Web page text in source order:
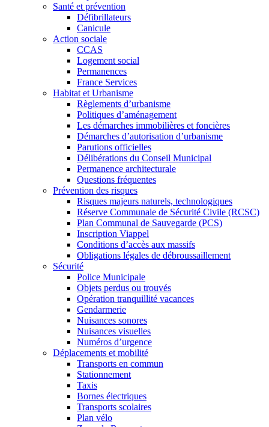
Santé et prévention
Défibrillateurs
Canicule
Action sociale
CCAS
Logement social
Permanences
France Services
Habitat et Urbanisme
Règlements d’urbanisme
Politiques d’aménagement
Les démarches immobilières et foncières
Démarches d’autorisation d’urbanisme
Parutions officielles
Délibérations du Conseil Municipal
Permanence architecturale
Questions fréquentes
Prévention des risques
Risques majeurs naturels, technologiques
Réserve Communale de Sécurité Civile (RCSC)
Plan Communal de Sauvegarde (PCS)
Inscription Viappel
Conditions d’accès aux massifs
Obligations légales de débroussaillement
Sécurité
Police Municipale
Objets perdus ou trouvés
Opération tranquillité vacances
Gendarmerie
Nuisances sonores
Nuisances visuelles
Numéros d’urgence
Déplacements et mobilité
Transports en commun
Stationnement
Taxis
Bornes électriques
Transports scolaires
Plan vélo